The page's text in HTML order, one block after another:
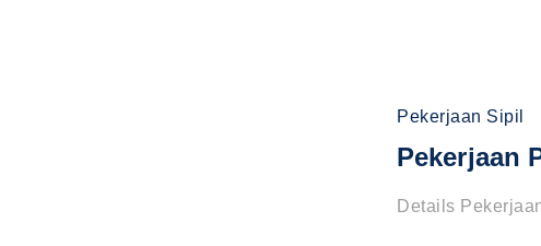
Pekerjaan Sipil
Pekerjaan
Details